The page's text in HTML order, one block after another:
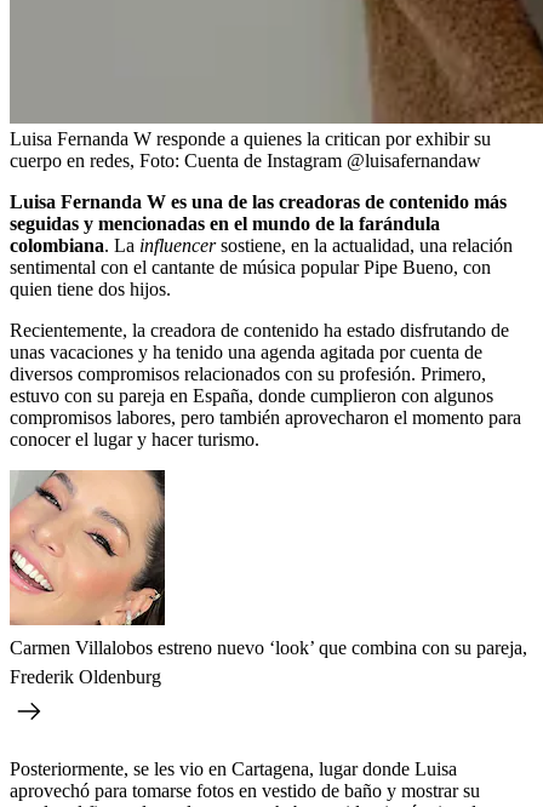
Luisa Fernanda W responde a quienes la critican por exhibir su
cuerpo en redes, Foto: Cuenta de Instagram @luisafernandaw
Luisa Fernanda W es una de las creadoras de contenido más
seguidas y mencionadas en el mundo de la farándula
colombiana. La influencersostiene, en la actualidad, una relación
sentimental con el cantante de música popular Pipe Bueno, con
quien tiene dos hijos.
Recientemente, la creadora de contenido ha estado disfrutando de
unas vacaciones y ha tenido una agenda agitada por cuenta de
diversos compromisos relacionados con su profesión. Primero,
estuvo con su pareja en España, donde cumplieron con algunos
compromisos labores, pero también aprovecharon el momento para
conocer el lugar y hacer turismo.
Carmen Villalobos estreno nuevo ‘look’ que combina con su pareja,
Frederik Oldenburg
Posteriormente, se les vio en Cartagena, lugar donde Luisa
aprovechó para tomarse fotos en vestido de baño y mostrar su